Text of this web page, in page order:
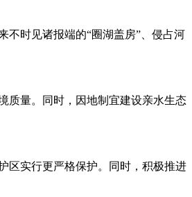
不时见诸报端的“圈湖盖房”、侵占河
质量。同时，因地制宜建设亲水生态
区实行更严格保护。同时，积极推进